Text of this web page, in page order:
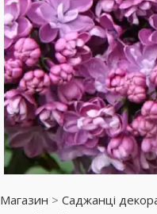
Магазин > Саджанці